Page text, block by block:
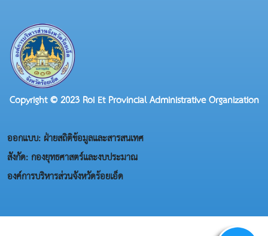
Copyright © 2023 Roi Et Provincial Administrative Organization
ออกแบบ: ฝ่ายสถิติข้อมูลและสารสนเทศ
สังกัด: กองยุทธศาสตร์และงบประมาณ
องค์การบริหารส่วนจังหวัดร้อยเอ็ด